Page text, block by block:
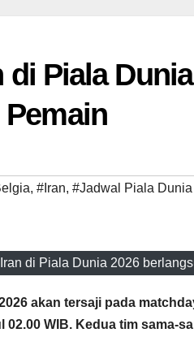
di Piala
, #Iran, #Jadwal Piala
di Piala Dunia 2026
akan tersaji pada
02.00 WIB. Kedua tim sama-